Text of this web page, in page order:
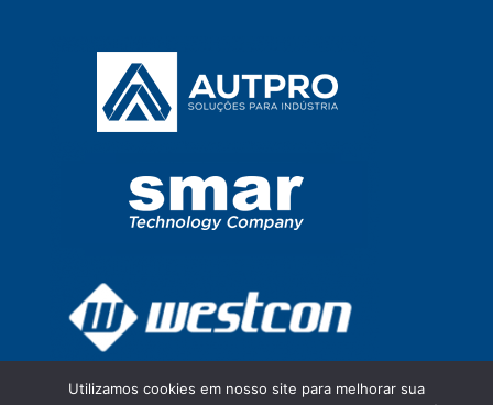
Utilizamos cookies em nosso site para melhorar sua